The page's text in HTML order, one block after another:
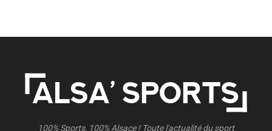
100% Sports, 100% Alsace ! Toute l'actualité du sport